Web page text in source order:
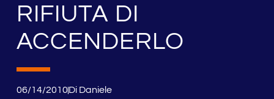
RIFIUTA DI
ACCENDERLO
06/14/2010DiDaniele